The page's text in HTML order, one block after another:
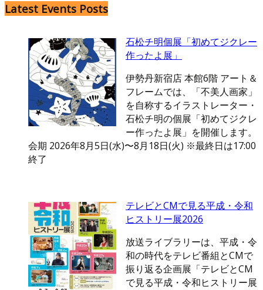
Latest Events Posts
石松チ明個展「初めてジクレー
作ったよ展」
伊勢丹新宿店 本館6階 アート＆
フレームでは、「不美人画家」
を自称するイラストレーター・
石松チ明の個展「初めてジクレ
ー作ったよ展」を開催します。
会期 2026年8月5日(水)〜8月18日(火) ※最終日は17:00
終了
テレビとCMで見る平成・令和
ヒストリー展2026
放送ライブラリーは、平成・令
和の時代をテレビ番組とCMで
振り返る企画展「テレビとCM
で見る平成・令和ヒストリー展